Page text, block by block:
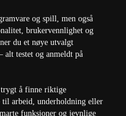
og spill, men også
brukervennlighet og
du et nøye utvalgt
alt testet og anmeldt på
å finne riktige
til arbeid, underholdning eller
funksjoner og jevnlige